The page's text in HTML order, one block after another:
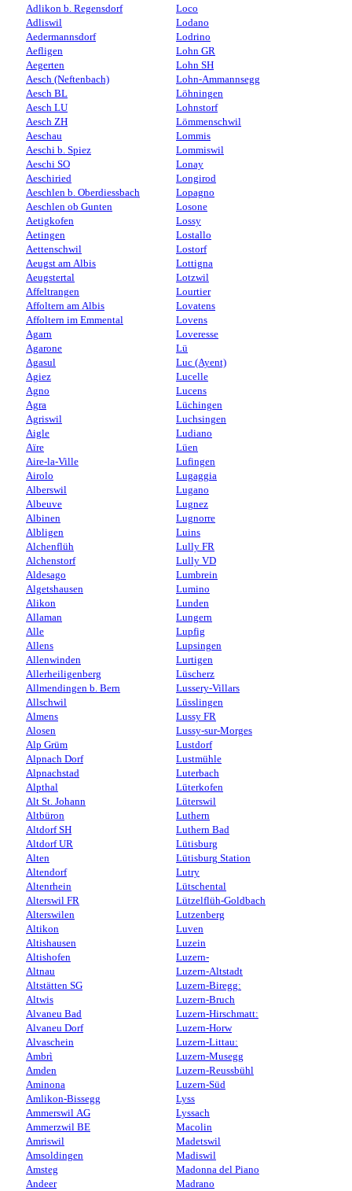
Adlikon b. Regensdorf
Adliswil
Aedermannsdorf
Aefligen
Aegerten
Aesch (Neftenbach)
Aesch BL
Aesch LU
Aesch ZH
Aeschau
Aeschi b. Spiez
Aeschi SO
Aeschiried
Aeschlen b. Oberdiessbach
Aeschlen ob Gunten
Aetigkofen
Aetingen
Aettenschwil
Aeugst am Albis
Aeugstertal
Affeltrangen
Affoltern am Albis
Affoltern im Emmental
Agarn
Agarone
Agasul
Agiez
Agno
Agra
Agriswil
Aigle
Aïre
Aire-la-Ville
Airolo
Alberswil
Albeuve
Albinen
Albligen
Alchenflüh
Alchenstorf
Aldesago
Algetshausen
Alikon
Allaman
Alle
Allens
Allenwinden
Allerheiligenberg
Allmendingen b. Bern
Allschwil
Almens
Alosen
Alp Grüm
Alpnach Dorf
Alpnachstad
Alpthal
Alt St. Johann
Altbüron
Altdorf SH
Altdorf UR
Alten
Altendorf
Altenrhein
Alterswil FR
Alterswilen
Altikon
Altishausen
Altishofen
Altnau
Altstätten SG
Altwis
Alvaneu Bad
Alvaneu Dorf
Alvaschein
Ambrì
Amden
Aminona
Amlikon-Bissegg
Ammerswil AG
Ammerzwil BE
Amriswil
Amsoldingen
Amsteg
Andeer
Loco
Lodano
Lodrino
Lohn GR
Lohn SH
Lohn-Ammannsegg
Löhningen
Lohnstorf
Lömmenschwil
Lommis
Lommiswil
Lonay
Longirod
Lopagno
Losone
Lossy
Lostallo
Lostorf
Lottigna
Lotzwil
Lourtier
Lovatens
Lovens
Loveresse
Lü
Luc (Ayent)
Lucelle
Lucens
Lüchingen
Luchsingen
Ludiano
Lüen
Lufingen
Lugaggia
Lugano
Lugnez
Lugnorre
Luins
Lully FR
Lully VD
Lumbrein
Lumino
Lunden
Lungern
Lupfig
Lupsingen
Lurtigen
Lüscherz
Lussery-Villars
Lüsslingen
Lussy FR
Lussy-sur-Morges
Lustdorf
Lustmühle
Luterbach
Lüterkofen
Lüterswil
Luthern
Luthern Bad
Lütisburg
Lütisburg Station
Lutry
Lütschental
Lützelflüh-Goldbach
Lutzenberg
Luven
Luzein
Luzern-
Luzern-Altstadt
Luzern-Biregg:
Luzern-Bruch
Luzern-Hirschmatt:
Luzern-Horw
Luzern-Littau:
Luzern-Musegg
Luzern-Reussbühl
Luzern-Süd
Lyss
Lyssach
Macolin
Madetswil
Madiswil
Madonna del Piano
Madrano